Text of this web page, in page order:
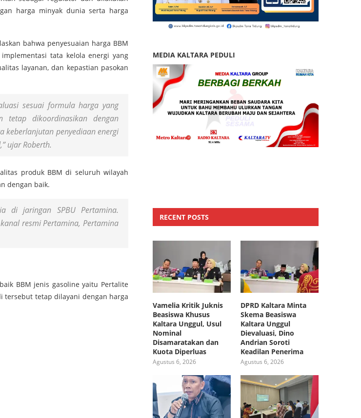
harga minyak dunia serta harga
bahwa penyesuaian harga BBM
tata kelola energi yang
layanan, dan kepastian pasokan
sesuai formula harga yang
dikoordinasikan dengan
keberlanjutan penyediaan energi
ujar Roberth.
produk BBM di seluruh wilayah
dengan baik.
di jaringan SPBU Pertamina.
resmi Pertamina, Pertamina
BBM jenis gasoline yaitu Pertalite
tersebut tetap dilayani dengan harga
MEDIA KALTARA PEDULI
RECENT POSTS
Vamelia Kritik Juknis
Beasiswa Khusus
Kaltara Unggul, Usul
Nominal
Disamaratakan dan
Kuota Diperluas
Agustus 6, 2026
DPRD Kaltara Minta
Skema Beasiswa
Kaltara Unggul
Dievaluasi, Dino
Andrian Soroti
Keadilan Penerima
Agustus 6, 2026